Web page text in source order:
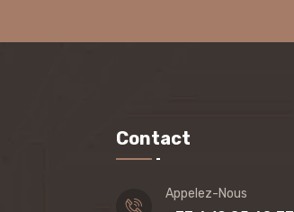
Contact
Appelez-Nous